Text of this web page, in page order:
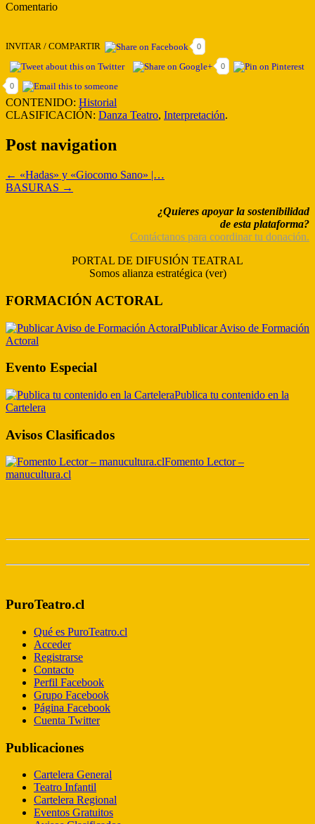
Comentario
INVITAR / COMPARTIR 0
0
0
CONTENIDO: Historial
CLASIFICACIÓN: Danza Teatro, Interpretación.
Post navigation
← «Hadas» y «Giocomo Sano» |…
BASURAS →
¿Quieres apoyar la sostenibilidad
de esta plataforma?
Contáctanos para coordinar tu donación.
PORTAL DE DIFUSIÓN TEATRAL
Somos alianza estratégica (ver)
FORMACIÓN ACTORAL
Publicar Aviso de Formación
Actoral
Evento Especial
Publica tu contenido en la
Cartelera
Avisos Clasificados
Fomento Lector –
manucultura.cl
PuroTeatro.cl
Qué es PuroTeatro.cl
Acceder
Registrarse
Contacto
Perfil Facebook
Grupo Facebook
Página Facebook
Cuenta Twitter
Publicaciones
Cartelera General
Teatro Infantil
Cartelera Regional
Eventos Gratuitos